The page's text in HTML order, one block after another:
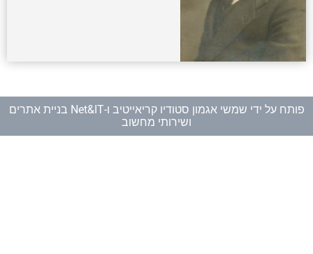
פותח על ידי שמשי אגמון סטודיו קריאייטיב ו-
Net&IT בניית אתרים
ושירותי מחשוב